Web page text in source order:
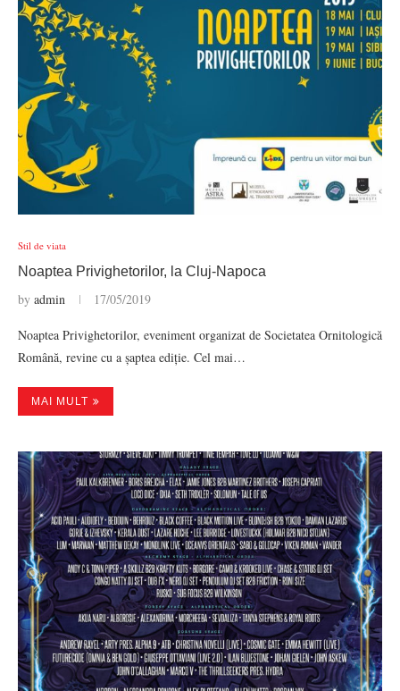
Stil de viata
Noaptea Privighetorilor, la Cluj-Napoca
by admin 17/05/2019
Noaptea Privighetorilor, eveniment organizat de Societatea Ornitologică
Română, revine cu a șaptea ediție. Cel mai…
MAI MULT